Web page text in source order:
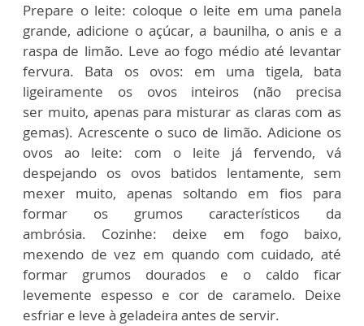
Prepare o leite: coloque o leite em uma panela
grande, adicione o açúcar, a baunilha, o anis e a
raspa de limão. Leve ao fogo médio até levantar
fervura. Bata os ovos: em uma tigela, bata
ligeiramente os ovos inteiros (não precisa
ser muito, apenas para misturar as claras com as
gemas). Acrescente o suco de limão. Adicione os
ovos ao leite: com o leite já fervendo, vá
despejando os ovos batidos lentamente, sem
mexer muito, apenas soltando em fios para
formar os grumos característicos da
ambrósia. Cozinhe: deixe em fogo baixo,
mexendo de vez em quando com cuidado, até
formar grumos dourados e o caldo ficar
levemente espesso e cor de caramelo. Deixe
esfriar e leve à geladeira antes de servir.